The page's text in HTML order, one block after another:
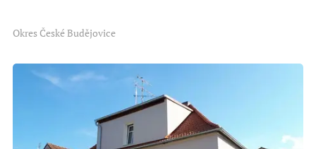
Okres České Budějovice